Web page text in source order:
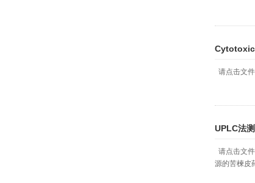
请点击文
UPLC法
请点击文
源的苦楝皮